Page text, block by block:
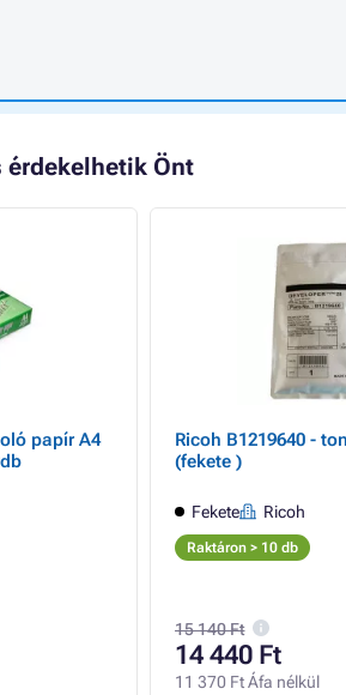
érdekelhetik Önt
papír A4
Ricoh B1219640 -
(fekete )
Fekete Ricoh
Raktáron > 10 db
15 140 Ft
14 440 Ft
11 370 Ft Áfa nélkül